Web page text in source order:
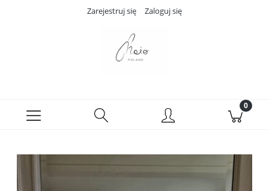
Zarejestruj się Zaloguj się